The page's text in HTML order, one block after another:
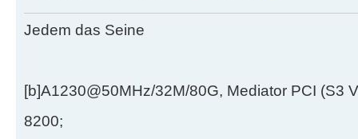
Jedem das Seine
[b]A1230@50MHz/32M/80G, Mediator PCI (S3
8200;